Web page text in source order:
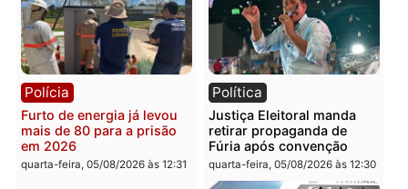
Brasil
Confronto durante
operação termina com
Política
Flávio Bolsonaro escolhe
Alfredo Gaspar para vice
em chapa pura do PL